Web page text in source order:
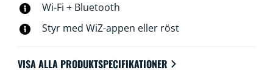
Wi-Fi + Bluetooth
Styr med WiZ-appen eller röst
VISA ALLA PRODUKTSPECIFIKATIONER